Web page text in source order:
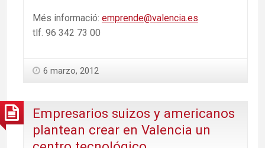
Més informació: emprende@valencia.es
tlf. 96 342 73 00
6 marzo, 2012
Empresarios suizos y americanos
plantean crear en Valencia un